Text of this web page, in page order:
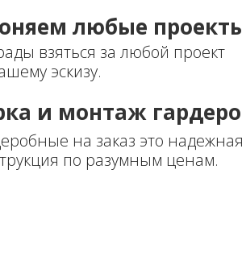
на заказ это
по разумным ценам.
взяться за любой проект
эскизу.
и монтаж
любые